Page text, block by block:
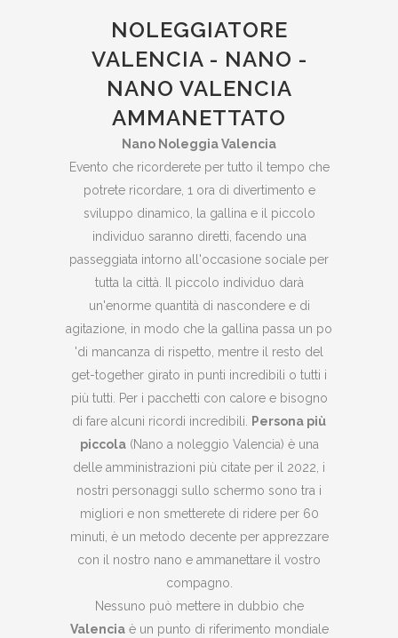
NOLEGGIATORE
VALENCIA - NANO -
NANO VALENCIA
AMMANETTATO
Nano Noleggia Valencia
Evento che ricorderete per tutto il tempo che
potrete ricordare, 1 ora di divertimento e
sviluppo dinamico, la gallina e il piccolo
individuo saranno diretti, facendo una
passeggiata intorno all'occasione sociale per
tutta la città. Il piccolo individuo darà
un'enorme quantità di nascondere e di
agitazione, in modo che la gallina passa un po
'di mancanza di rispetto, mentre il resto del
get-together girato in punti incredibili o tutti i
più tutti. Per i pacchetti con calore e bisogno
di fare alcuni ricordi incredibili.
Persona più
piccola(Nano a noleggio Valencia) è una
delle amministrazioni più citate per il 2022, i
nostri personaggi sullo schermo sono tra i
migliori e non smetterete di ridere per 60
minuti, è un metodo decente per apprezzare
con il nostro nano e ammanettare il vostro
compagno.
Nessuno può mettere in dubbio che
Valenciaè un punto di riferimento mondiale